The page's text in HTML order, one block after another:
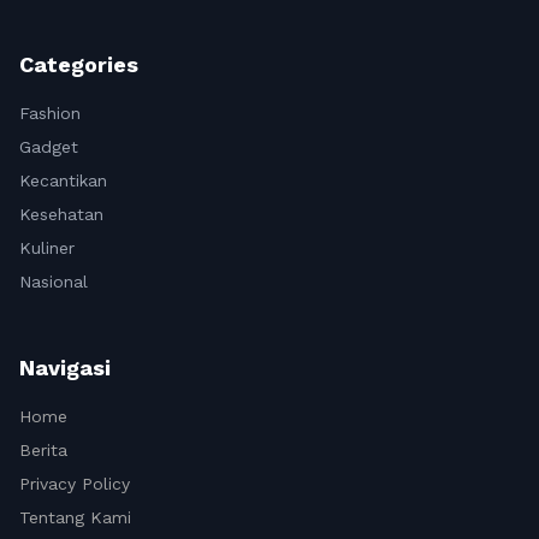
Categories
Fashion
Gadget
Kecantikan
Kesehatan
Kuliner
Nasional
Navigasi
Home
Berita
Privacy Policy
Tentang Kami